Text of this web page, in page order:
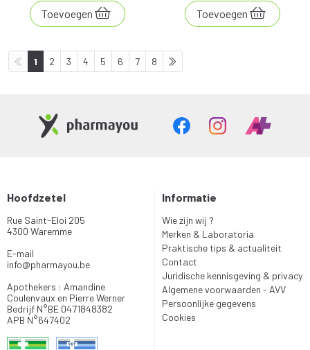
Toevoegen Toevoegen
1 2 3 4 5 6 7 8
Hoofdzetel
Rue Saint-Eloi 205
4300 Waremme
E-mail
info@pharmayou.be
Apothekers : Amandine
Coulenvaux en Pierre Werner
Bedrijf N°BE 0471848382
APB N°647402
Informatie
Wie zijn wij ?
Merken & Laboratoria
Praktische tips & actualiteit
Contact
Juridische kennisgeving & privacy
Algemene voorwaarden - AVV
Persoonlijke gegevens
Cookies